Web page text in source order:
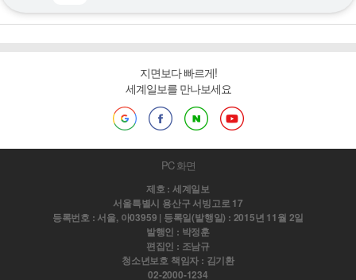
지면보다 빠르게!
세계일보를 만나보세요
PC 화면
제호 : 세계일보
서울특별시 용산구 서빙고로 17
등록번호 : 서울, 아03959 | 등록일(발행일) : 2015년 11월 2일
발행인 : 박정훈
편집인 : 조남규
청소년보호 책임자 : 김기환
02-2000-1234